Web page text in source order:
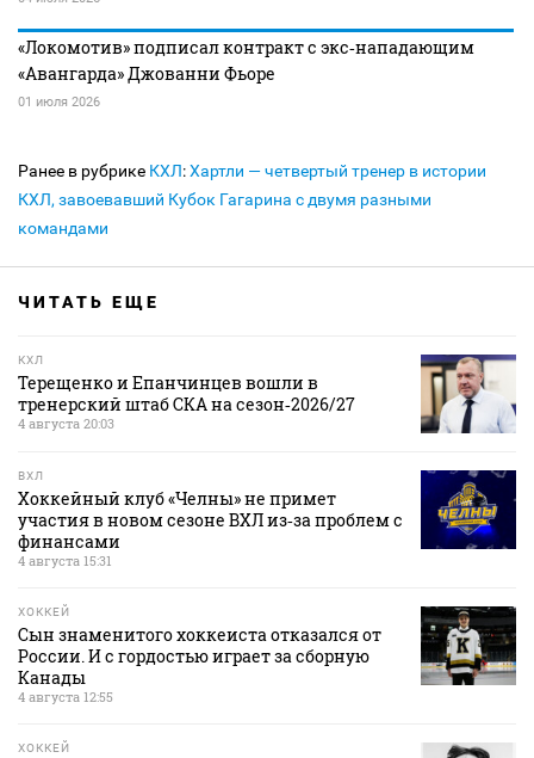
«Локомотив» подписал контракт с экс‑нападающим
«Авангарда» Джованни Фьоре
01 июля 2026
Ранее в рубрике КХЛ:Хартли — четвертый тренер в истории
КХЛ, завоевавший Кубок Гагарина с двумя разными
командами
ЧИТАТЬ ЕЩЕ
КХЛ
Терещенко и Епанчинцев вошли в
тренерский штаб СКА на сезон‑2026/27
4 августа 20:03
ВХЛ
Хоккейный клуб «Челны» не примет
участия в новом сезоне ВХЛ из‑за проблем с
финансами
4 августа 15:31
ХОККЕЙ
Сын знаменитого хоккеиста отказался от
России. И с гордостью играет за сборную
Канады
4 августа 12:55
ХОККЕЙ